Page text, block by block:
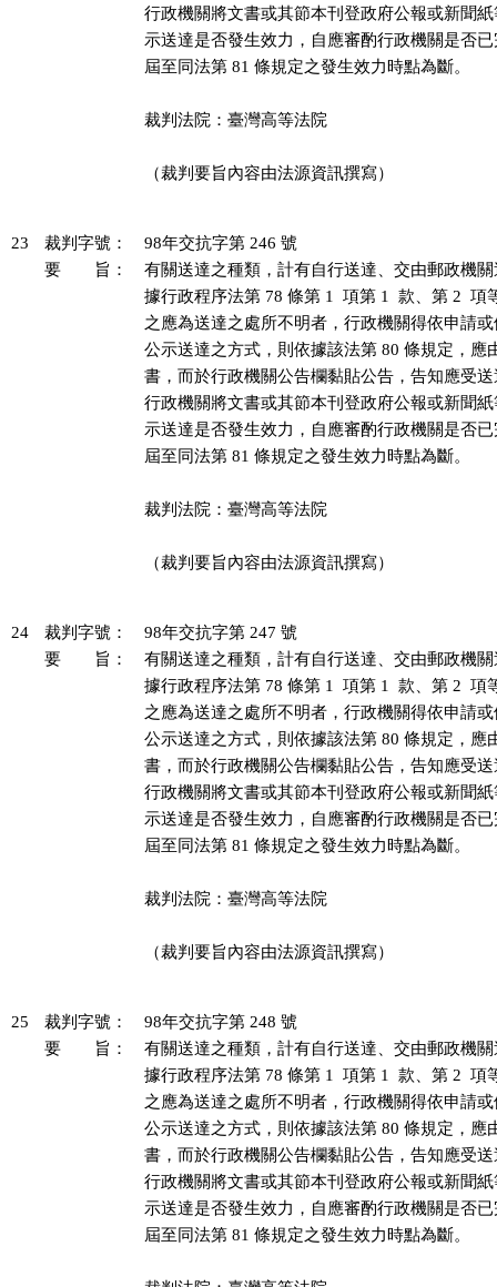
行政機關將文書或其節本刊登政府公報或新聞
示送達是否發生效力，自應審酌行政機關是否
屆至同法第 81 條規定之發生效力時點為斷。
裁判法院：臺灣高等法院
（裁判要旨內容由法源資訊撰寫）
23 裁判字號：
98年交抗字第 246 號
要 旨：
有關送達之種類，計有自行送達、交由郵政機
據行政程序法第 78 條第 1  項第 1  款、第 2  項
之應為送達之處所不明者，行政機關得依申請
公示送達之方式，則依據該法第 80 條規定，應
書，而於行政機關公告欄黏貼公告，告知應受
行政機關將文書或其節本刊登政府公報或新聞
示送達是否發生效力，自應審酌行政機關是否
屆至同法第 81 條規定之發生效力時點為斷。
裁判法院：臺灣高等法院
（裁判要旨內容由法源資訊撰寫）
24 裁判字號：
98年交抗字第 247 號
要 旨：
有關送達之種類，計有自行送達、交由郵政機
據行政程序法第 78 條第 1  項第 1  款、第 2  項
之應為送達之處所不明者，行政機關得依申請
公示送達之方式，則依據該法第 80 條規定，應
書，而於行政機關公告欄黏貼公告，告知應受
行政機關將文書或其節本刊登政府公報或新聞
示送達是否發生效力，自應審酌行政機關是否
屆至同法第 81 條規定之發生效力時點為斷。
裁判法院：臺灣高等法院
（裁判要旨內容由法源資訊撰寫）
25 裁判字號：
98年交抗字第 248 號
要 旨：
有關送達之種類，計有自行送達、交由郵政機
據行政程序法第 78 條第 1  項第 1  款、第 2  項
之應為送達之處所不明者，行政機關得依申請
公示送達之方式，則依據該法第 80 條規定，應
書，而於行政機關公告欄黏貼公告，告知應受
行政機關將文書或其節本刊登政府公報或新聞
示送達是否發生效力，自應審酌行政機關是否
屆至同法第 81 條規定之發生效力時點為斷。